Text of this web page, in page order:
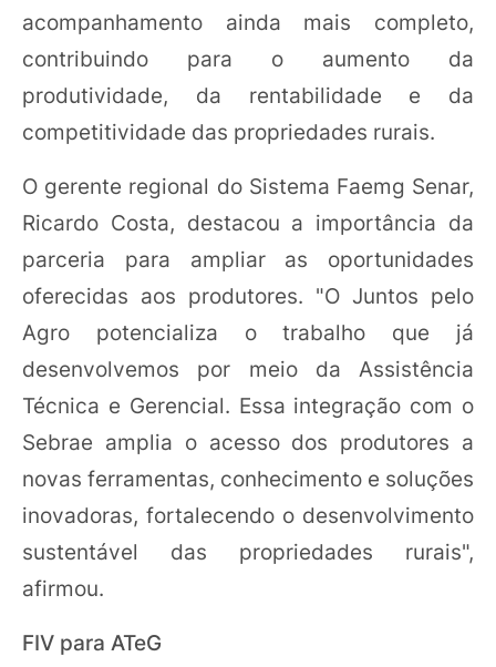
acompanhamento ainda mais completo,
contribuindo para o aumento da
produtividade, da rentabilidade e da
competitividade das propriedades rurais.
O gerente regional do Sistema Faemg Senar,
Ricardo Costa, destacou a importância da
parceria para ampliar as oportunidades
oferecidas aos produtores. "O Juntos pelo
Agro potencializa o trabalho que já
desenvolvemos por meio da Assistência
Técnica e Gerencial. Essa integração com o
Sebrae amplia o acesso dos produtores a
novas ferramentas, conhecimento e soluções
inovadoras, fortalecendo o desenvolvimento
sustentável das propriedades rurais",
afirmou.
FIV para ATeG